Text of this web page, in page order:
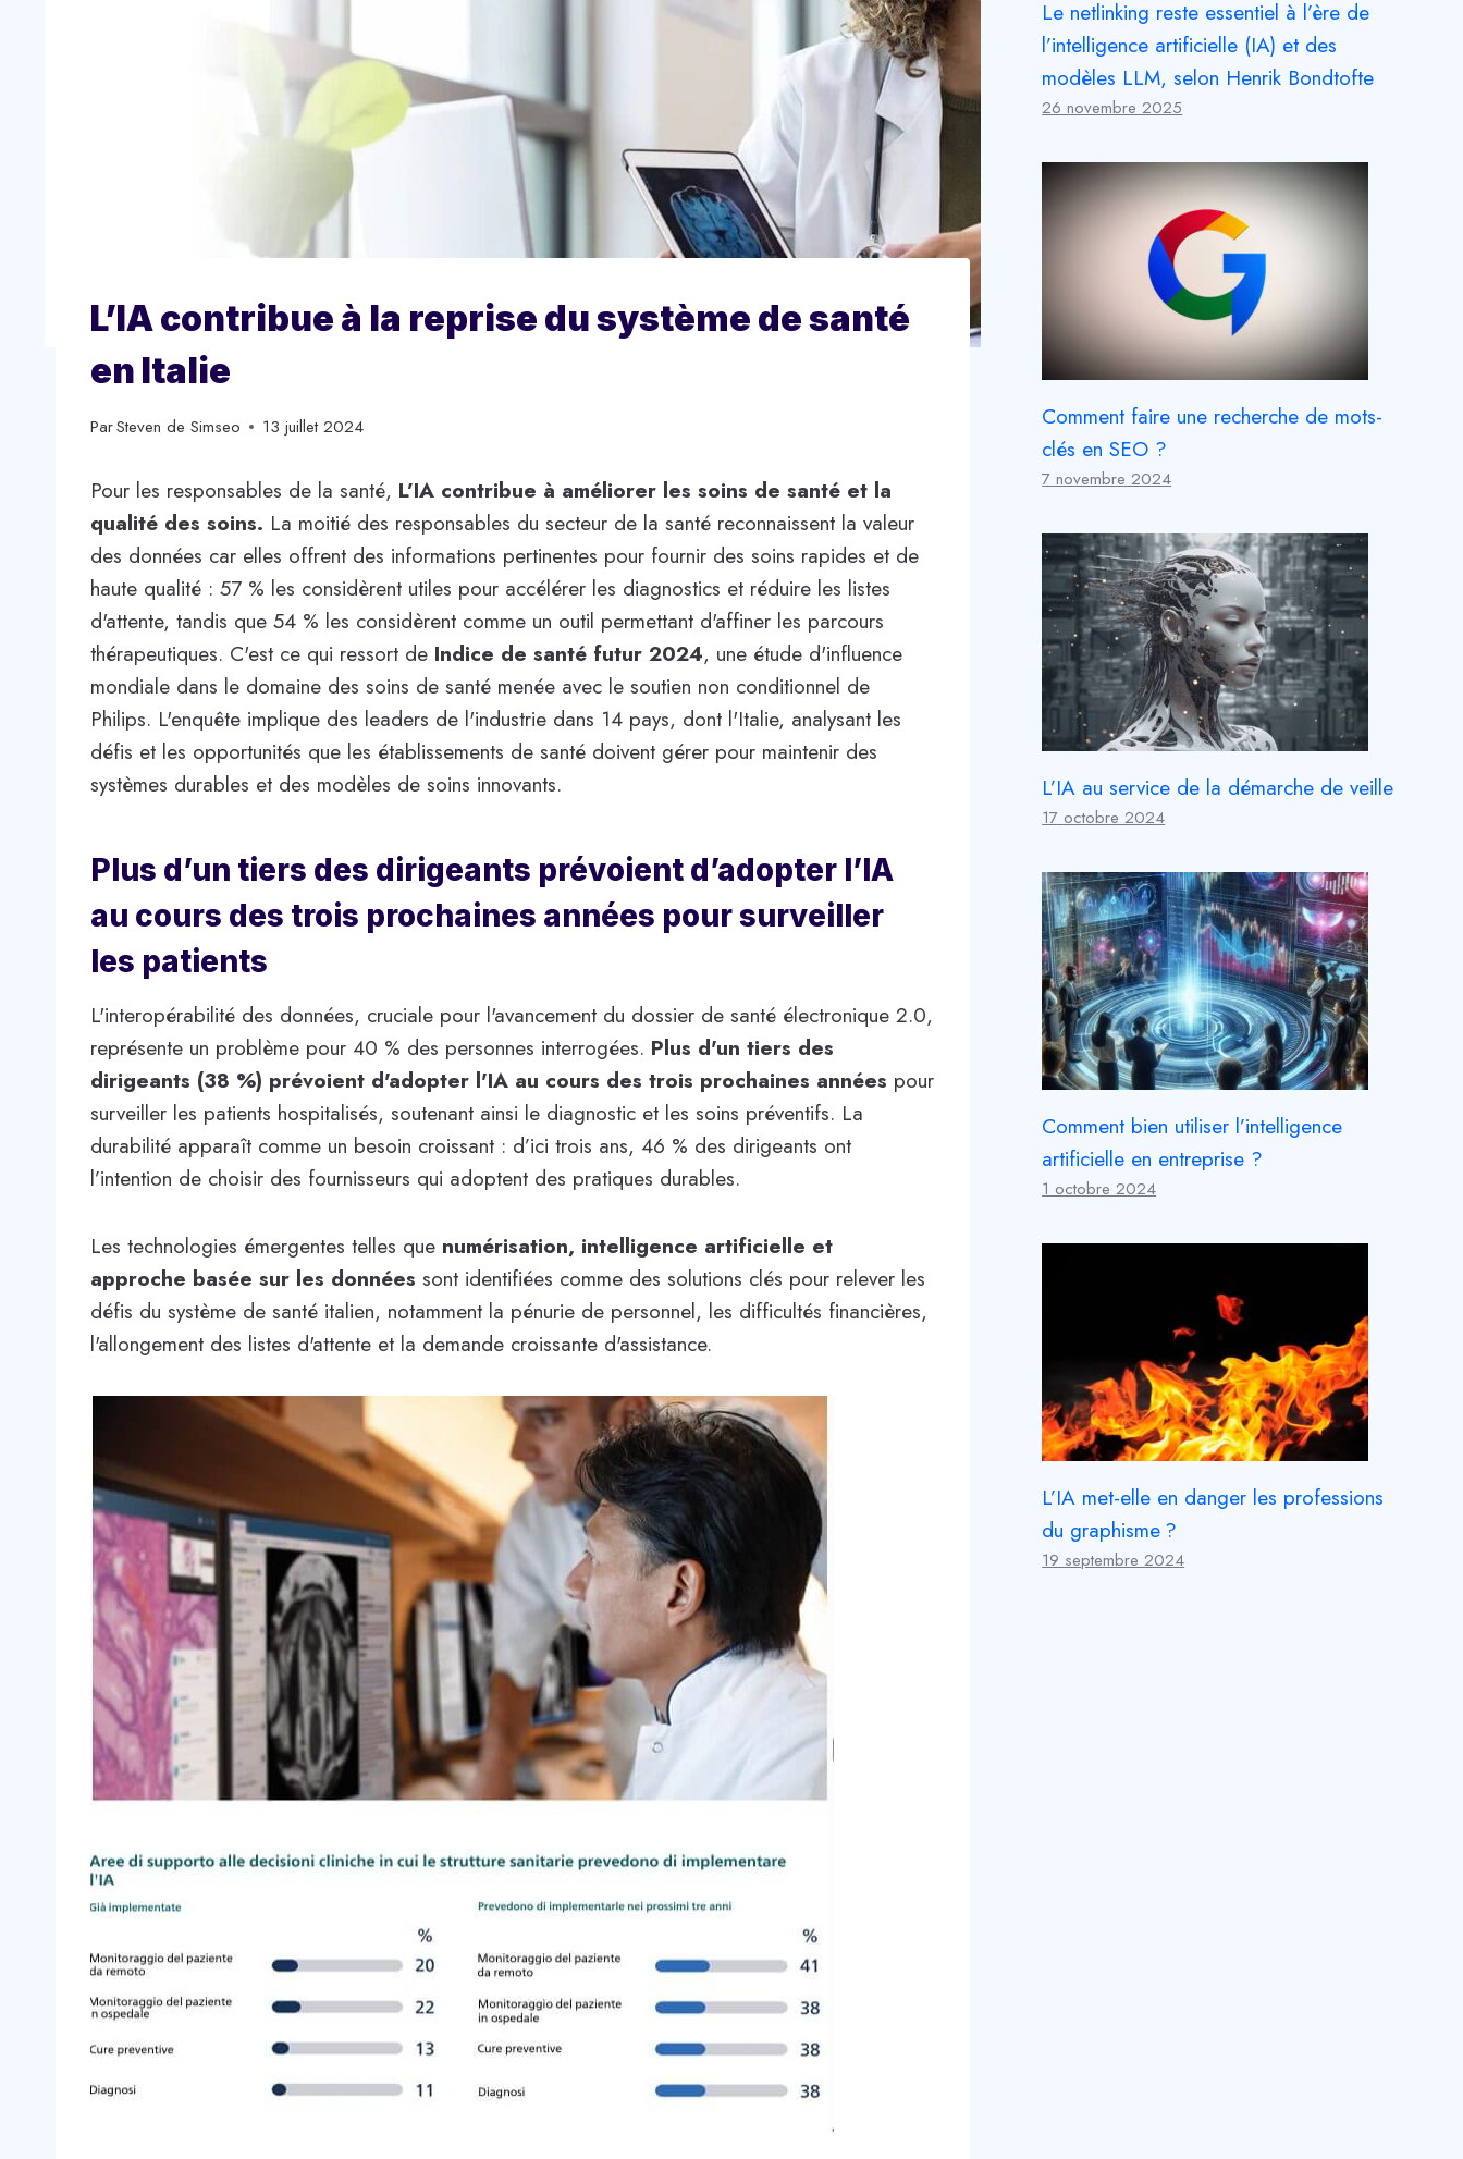
L’IA contribue à la reprise du système de santé
en Italie
ParSteven de Simseo 13 juillet 2024
Pour les responsables de la santé, L’IA contribue à améliorer les soins de santé et la
qualité des soins. La moitié des responsables du secteur de la santé reconnaissent la valeur
des données car elles offrent des informations pertinentes pour fournir des soins rapides et de
haute qualité : 57 % les considèrent utiles pour accélérer les diagnostics et réduire les listes
d'attente, tandis que 54 % les considèrent comme un outil permettant d'affiner les parcours
thérapeutiques. C'est ce qui ressort de Indice de santé futur 2024, une étude d'influence
mondiale dans le domaine des soins de santé menée avec le soutien non conditionnel de
Philips. L'enquête implique des leaders de l'industrie dans 14 pays, dont l'Italie, analysant les
défis et les opportunités que les établissements de santé doivent gérer pour maintenir des
systèmes durables et des modèles de soins innovants.
Plus d’un tiers des dirigeants prévoient d’adopter l’IA
au cours des trois prochaines années pour surveiller
les patients
L'interopérabilité des données, cruciale pour l'avancement du dossier de santé électronique 2.0,
représente un problème pour 40 % des personnes interrogées. Plus d'un tiers des
dirigeants (38 %) prévoient d'adopter l'IA au cours des trois prochaines années pour
surveiller les patients hospitalisés, soutenant ainsi le diagnostic et les soins préventifs. La
durabilité apparaît comme un besoin croissant : d’ici trois ans, 46 % des dirigeants ont
l’intention de choisir des fournisseurs qui adoptent des pratiques durables.
Les technologies émergentes telles que numérisation, intelligence artificielle et
approche basée sur les données sont identifiées comme des solutions clés pour relever les
défis du système de santé italien, notamment la pénurie de personnel, les difficultés financières,
l'allongement des listes d'attente et la demande croissante d'assistance.
Le netlinking reste essentiel à l’ère de
l’intelligence artificielle (IA) et des
modèles LLM, selon Henrik Bondtofte
26 novembre 2025
Comment faire une recherche de mots-
clés en SEO ?
7 novembre 2024
L’IA au service de la démarche de veille
17 octobre 2024
Comment bien utiliser l’intelligence
artificielle en entreprise ?
1 octobre 2024
L’IA met-elle en danger les professions
du graphisme ?
19 septembre 2024